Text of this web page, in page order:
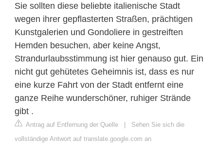
Sie sollten diese beliebte italienische Stadt
wegen ihrer gepflasterten Straßen, prächtigen
Kunstgalerien und Gondoliere in gestreiften
Hemden besuchen, aber keine Angst,
Strandurlaubsstimmung ist hier genauso gut. Ein
nicht gut gehütetes Geheimnis ist, dass es nur
eine kurze Fahrt von der Stadt entfernt eine
ganze Reihe wunderschöner, ruhiger Strände
gibt .
Antrag auf Entfernung der Quelle | Sehen Sie sich die
vollständige Antwort auf translate.google.com an